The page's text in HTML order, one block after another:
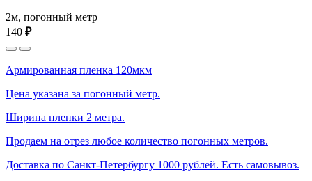
2м, погонный метр
140 ₽
Армированная пленка 120мкм
Цена указана за погонный метр.
Ширина пленки 2 метра.
Продаем на отрез любое количество погонных метров.
Доставка по Санкт-Петербургу 1000 рублей. Есть самовывоз.